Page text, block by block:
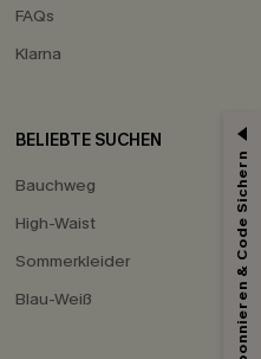
FAQs
Klarna
BELIEBTE SUCHEN
Bauchweg
High-Waist
Sommerkleider
Blau-Weiß
Code ist einmal gültig. Abonnieren & Code Sichern